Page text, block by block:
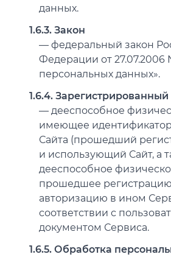
данных.
1.6.3. Закон
— федеральный закон
Федерации от
персональных данных».
1.6.4. Зарегистрированный
— дееспособное
имеющее идентификатор
Сайта (прошедший
и использующий Сайт, а
дееспособное
прошедшее
авторизацию в ином
соответствии с
документом Сервиса.
1.6.5. Обработка